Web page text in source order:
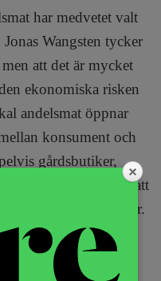
har medvetet valt
Wangsten tycker
att det är mycket
ekonomiska risken
andelsmat öppnar
konsument och
gårdsbutiker,
Det viktiga är att
menar han – inte hur.